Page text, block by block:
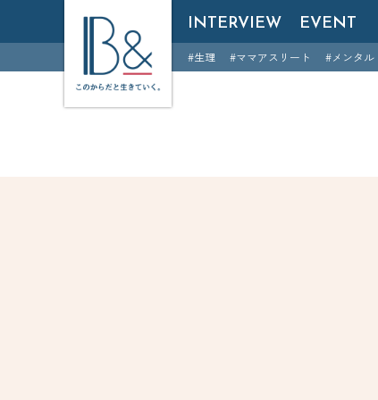
B &
INTERVIEW EVENT
#生理 #ママアスリート #メンタル